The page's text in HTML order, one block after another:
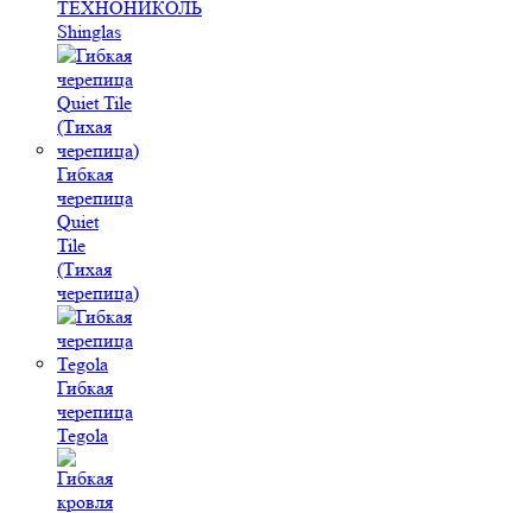
ТЕХНОНИКОЛЬ
Shinglas
Гибкая
черепица
Quiet
Tile
(Тихая
черепица)
Гибкая
черепица
Tegola